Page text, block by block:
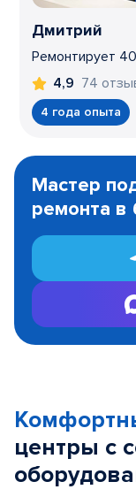
Дмитрий
Ремонтирует
4,9 74
4 года опыта
1
Мастер
ремонта в
центры с